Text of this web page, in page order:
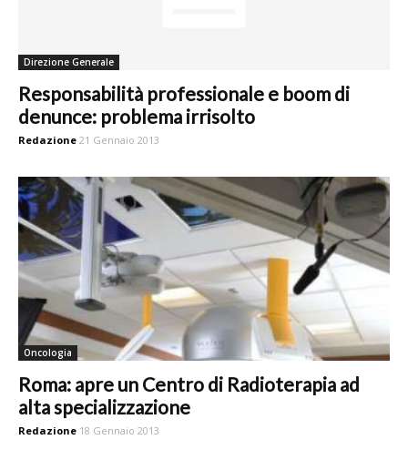
Direzione Generale
Responsabilità professionale e boom di
denunce: problema irrisolto
Redazione 21 Gennaio 2013
Oncologia
Roma: apre un Centro di Radioterapia ad
alta specializzazione
Redazione 18 Gennaio 2013